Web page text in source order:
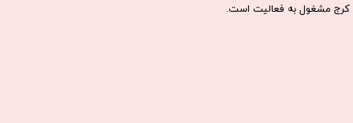
كرج مشغول به فعاليت است.​​​​​​​